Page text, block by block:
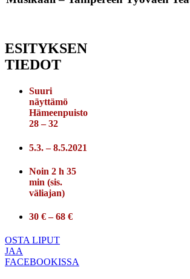
ESITYKSEN
TIEDOT
Suuri
näyttämö
Hämeenpuisto
28 – 32
5.3. – 8.5.2021
Noin 2 h 35
min (sis.
väliajan)
30 € – 68 €
OSTA LIPUT
JAA
FACEBOOKISSA